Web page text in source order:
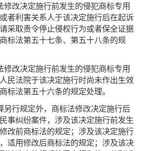
修改决定施行前发生的侵犯商标专用
者利害关系人于该决定施行后在起诉
采取责令停止侵权行为或者保全证据
标法第五十七条、第五十八条的规
修改决定施行前发生的侵犯商标专用
民法院于该决定施行时尚未作出生效
标法第五十六条的规定处理。
另行规定外，商标法修改决定施行后
事纠纷案件，涉及该决定施行前发生
改前商标法的规定；涉及该决定施行
适用修改后商标法的规定；涉及该决